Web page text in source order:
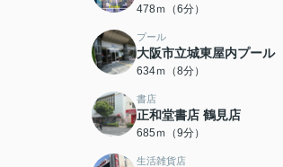
478ｍ（6分）
プール
大阪市立城東屋内プール
634ｍ（8分）
書店
正和堂書店 鶴見店
685ｍ（9分）
生活雑貨店